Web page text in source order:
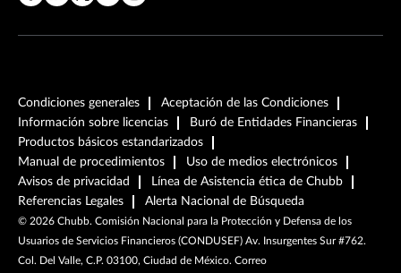
Condiciones generales
Aceptación de las Condiciones
Información sobre licencias
Buró de Entidades Financieras
Productos básicos estandarizados
Manual de procedimientos
Uso de medios electrónicos
Avisos de privacidad
Línea de Asistencia ética de Chubb
Referencias Legales
Alerta Nacional de Búsqueda
© 2026 Chubb. Comisión Nacional para la Protección y Defensa de los
Usuarios de Servicios Financieros (CONDUSEF) Av. Insurgentes Sur #762.
Col. Del Valle, C.P. 03100, Ciudad de México. Correo